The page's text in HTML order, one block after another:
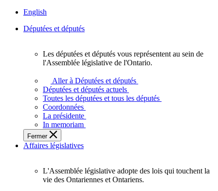
English
Députées et députés
députés
vous
représentent
sein
de
l'Assemblée
législative
l'Ontario.
Les députées et députés vous représentent au sein de
l'Assemblée législative de l'Ontario.
Aller à Députées et députés
Députées et députés actuels
Toutes les députées et tous les députés
Coordonnées
La présidente
In memoriam
Fermer
Affaires législatives
L'Assemblée
L'Assemblée législative adopte des lois qui touchent la
vie des Ontariennes et Ontariens.